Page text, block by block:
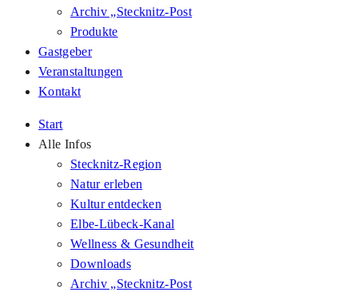
Archiv „Stecknitz-Post
Produkte
Gastgeber
Veranstaltungen
Kontakt
Start
Alle Infos
Stecknitz-Region
Natur erleben
Kultur entdecken
Elbe-Lübeck-Kanal
Wellness & Gesundheit
Downloads
Archiv „Stecknitz-Post